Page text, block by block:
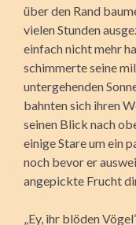
über den Rand
vielen Stunden
einfach nicht mehr
schimmerte seine
untergehenden
bahnten sich ihren
seinen Blick nach
einige Stare um ein
noch bevor er
angepickte Frucht
„Ey, ihr blöden